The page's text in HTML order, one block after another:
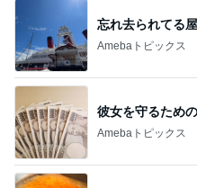
忘れ去られてる
Amebaトピックス
彼女を守るため
Amebaトピックス